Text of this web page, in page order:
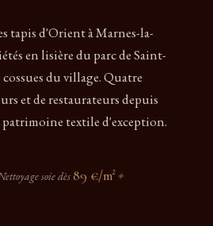
tapis d'Orient à Marnes-la-
en lisière du parc de Saint-
du village. Quatre
et de restaurateurs depuis
patrimoine textile d'exception.
soie dès 89 €/m² ✦